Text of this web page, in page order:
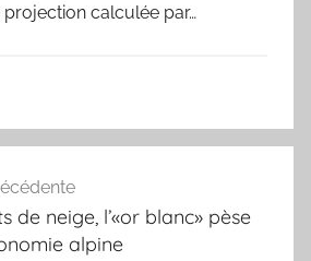
projection calculée par…
de neige, l’«or blanc» pèse
alpine